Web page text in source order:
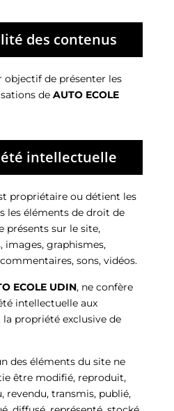
des contenus
objectif de présenter les
de AUTO ECOLE
intellectuelle
propriétaire ou détient les
les éléments de droit de
présents sur le site,
images, graphismes,
sons, vidéos.
ECOLE UDIN, ne confère
intellectuelle aux
propriété exclusive de
des éléments du site ne
être modifié, reproduit,
revendu, transmis, publié,